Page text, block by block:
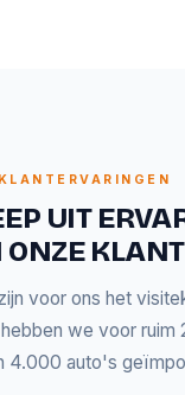
KLANTERVARINGEN
UIT
ONZE
voor ons het
we voor ruim
4.000 auto's